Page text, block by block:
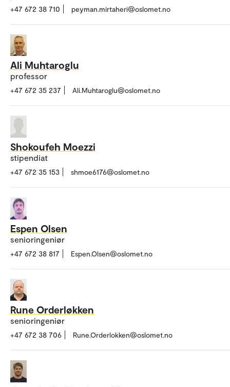
+47 672 38 710 peyman.mirtaheri@oslomet.no
Ali Muhtaroglu
professor
+47 672 35 237 Ali.Muhtaroglu@oslomet.no
Shokoufeh Moezzi
stipendiat
+47 672 35 153 shmoe6176@oslomet.no
Espen Olsen
senioringeniør
+47 672 38 817 Espen.Olsen@oslomet.no
Rune Orderløkken
senioringeniør
+47 672 38 706 Rune.Orderlokken@oslomet.no